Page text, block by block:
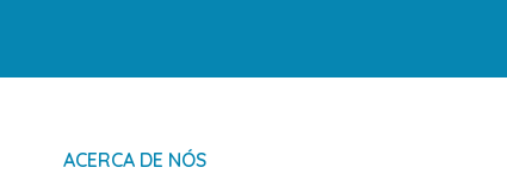
ACERCA DE NÓS